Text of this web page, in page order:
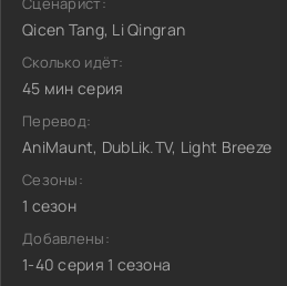
Qicen Tang, Li Qingran
Сколько идёт:
45 мин серия
Перевод:
AniMaunt, DubLik.TV, Light Breeze
Сезоны:
1 сезон
Добавлены:
1-40 серия 1 сезона